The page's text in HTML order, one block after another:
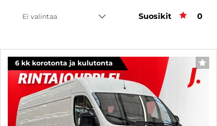
Ei valintaa Suosikit 0
6 kk korotonta ja kulutonta